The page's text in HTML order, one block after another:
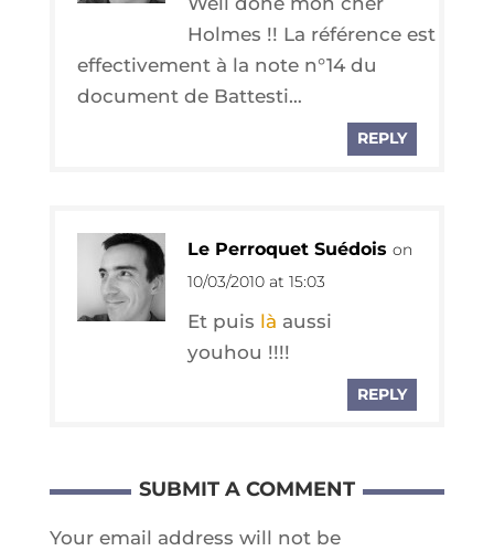
Holmes !! La réfé­rence est
effec­ti­ve­ment à la note n°14 du
docu­ment de Battesti…
REPLY
Le Perroquet Suédois on
10/03/2010 at 15:03
Et puis là aus­si
youhou !!!!
REPLY
SUBMIT A COMMENT
Your email address will not be